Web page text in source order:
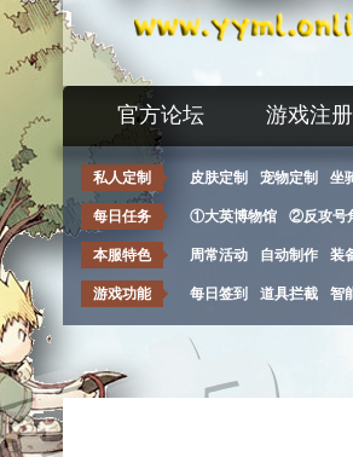
官方论坛 游戏注册
私人定制 皮肤定制 宠物定制 坐
每日任务 ①大英博物馆 ②反攻号
本服特色 周常活动 自动制作 装
游戏功能 每日签到 道具拦截 智